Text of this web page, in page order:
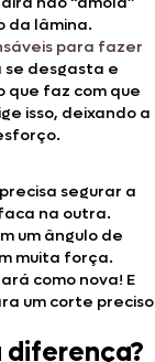
da lâmina.
para fazer
se desgasta e
que faz com que
isso, deixando a
segurar a
na outra.
um ângulo de
muita força.
como nova! E
um corte preciso
diferença?